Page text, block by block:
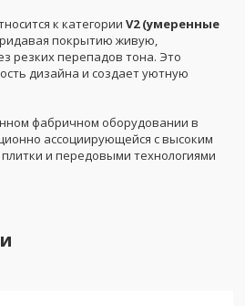
к категории V2 (умеренные
покрытию живую,
резких перепадов тона. Это
дизайна и создает уютную
фабричном оборудовании в
ассоциирующейся с высоким
и передовыми технологиями